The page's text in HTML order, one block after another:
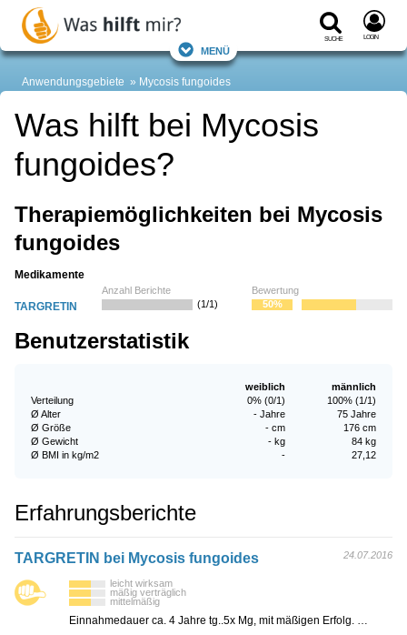
Suche Login
Menü
Anwendungsgebiete Mycosis fungoides
Was hilft bei Mycosis
fungoides?
Therapiemöglichkeiten bei Mycosis
fungoides
Medikamente
Anzahl Berichte Bewertung
TARGRETIN (1/1) 50%
Benutzerstatistik
männlich
weiblich
Verteilung
100% (1/1)
0% (0/1)
Ø Alter
75 Jahre
- Jahre
Ø Größe
176 cm
- cm
Ø Gewicht
84 kg
- kg
Ø BMI in kg/m2
27,12
-
Erfahrungsberichte
TARGRETIN bei Mycosis fungoides 24.07.2016
leicht wirksam
mäßig verträglich
mittelmäßig
Einnahmedauer ca. 4 Jahre tg..5x Mg, mit mäßigen Erfolg. …